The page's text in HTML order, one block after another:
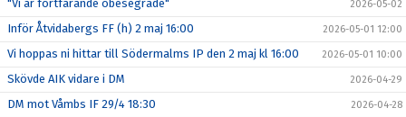
"Vi är fortfarande obesegrade" 2026-05-02
Inför Åtvidabergs FF (h) 2 maj 16:00 2026-05-01 12:00
Vi hoppas ni hittar till Södermalms IP den 2 maj kl 16:00 2026-05-01 10:00
Skövde AIK vidare i DM 2026-04-29
DM mot Våmbs IF 29/4 18:30 2026-04-28